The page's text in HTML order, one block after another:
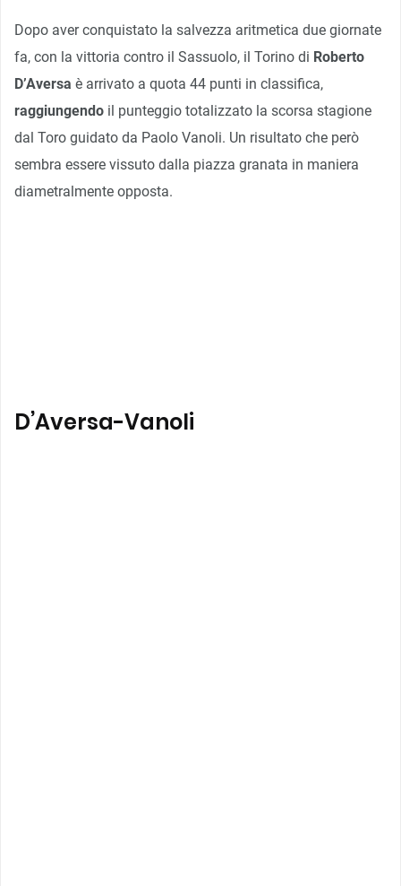
Dopo aver conquistato la salvezza aritmetica due giornate
fa, con la vittoria contro il Sassuolo, il Torino di Roberto
D’Aversa è arrivato a quota 44 punti in classifica,
raggiungendo il punteggio totalizzato la scorsa stagione
dal Toro guidato da Paolo Vanoli. Un risultato che però
sembra essere vissuto dalla piazza granata in maniera
diametralmente opposta.
D’Aversa-Vanoli